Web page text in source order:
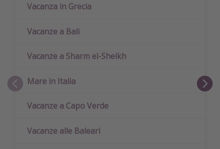
Vacanza in Grecia
Vacanze a Bali
Vacanze a Sharm el-Sheikh
Mare in Italia
Vacanze a Capo Verde
Vacanze alle Baleari